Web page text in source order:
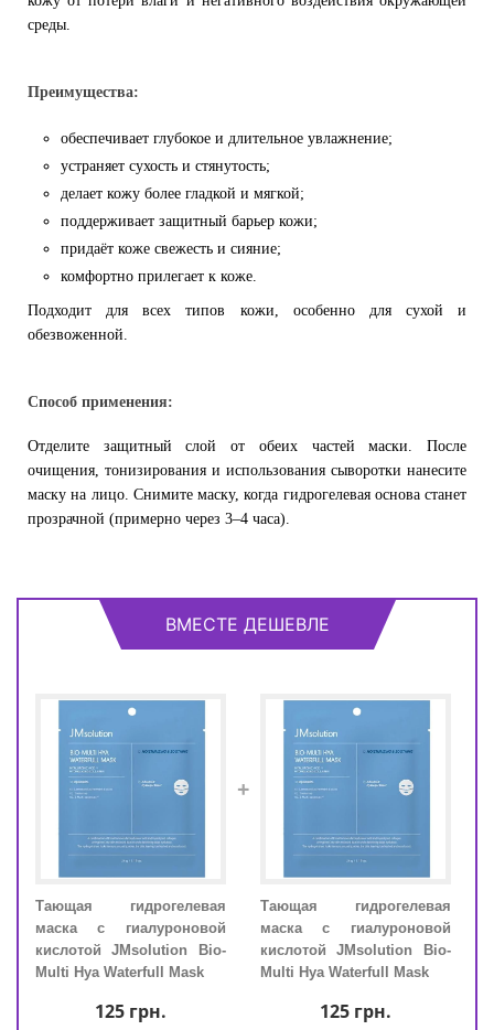
среды.
Преимущества:
обеспечивает глубокое и длительное увлажнение;
устраняет сухость и стянутость;
делает кожу более гладкой и мягкой;
поддерживает защитный барьер кожи;
придаёт коже свежесть и сияние;
комфортно прилегает к коже.
Подходит для всех типов кожи, особенно для сухой и
обезвоженной.
Способ применения:
Отделите защитный слой от обеих частей маски. После
очищения, тонизирования и использования сыворотки нанесите
маску на лицо. Снимите маску, когда гидрогелевая основа станет
прозрачной (примерно через 3–4 часа).
ВМЕСТЕ ДЕШЕВЛЕ
Тающая гидрогелевая
маска с гиалуроновой
кислотой JMsolution Bio-
Multi Hya Waterfull Mask
125грн.
+
Тающая гидрогелевая
маска с гиалуроновой
кислотой JMsolution Bio-
Multi Hya Waterfull Mask
125грн.